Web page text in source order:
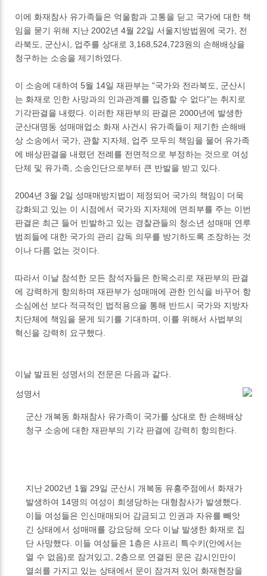
이에 화재참사 유가족들은 억울함과 고통을 딛고 국가에 대한 책
임을 묻기 위해 지난 2002년 4월 22일 서울지방법원에 국가, 전
라북도, 군산시, 업주를 상대로 3,168,524,723원의 손해배상을
청구하는 소송을 제기하였다.
이 소송에 대하여 5월 14일 재판부는 "국가와 전라북도, 군산시
는 화재로 인한 사망과의 인과관계를 입증할 수 없다"는 취지로
기각판결을 내렸다. 이러한 재판부의 판결은 2000년에 발생한
군산대명동 성매매업소 화재 사건시 유가족들이 제기한 손해배
상 소송에서 국가, 관할 지자체, 업주 모두의 책임을 물어 유가족
에 배상판결을 내렸던 전례를 전면적으로 부정하는 것으로 여성
단체 및 유가족, 소송인단으로부터 큰 반발을 받고 있다.
2004년 3월 2일 성매매방지법이 제정되어 국가의 책임이 더욱
강화되고 있는 이 시점에서 국가와 지자체에 면죄부를 주는 이번
판결은 최근 들어 빈발하고 있는 경찰관들의 청소년 성매매 연루
범죄들에 대한 국가의 관리 감독 의무를 방기하도록 조장하는 것
이나 다름 없는 것이다.
따라서 이날 참석한 모든 참석자들은 한목소리로 재판부의 판결
에 강력하게 항의하며 재판부가 성매매에 관한 인식을 바꾸어 항
소심에선 보다 적극적인 법적용으을 통해 반드시 국가와 지방자
치단체에 책임을 묻게 되기를 기대하며, 이를 위해서 사법부의
혁신을 강력히 요구했다.
이날 발표된 성명서의 전문은 다음과 같다.
성명서
군산 개복동 화재참사 유가족이 국가를 상대로 한 손해배상
청구 소송에 대한 재판부의 기각 판결에 강력히 항의한다.
지난 2002년 1월 29일 군산시 개복동 유흥주점에서 화재가
발생하여 14명의 여성이 희생당하는 대형참사가 발생했다.
이들 여성들은 인신매매되어 감금되고 인권과 자유를 빼앗
긴 상태에서 성매매를 강요당해 오다 이날 발생한 화재로 집
단 사망했다. 이들 여성들은 1층은 샤프리 특수키(안에서는
열 수 없음)로 잠겨있고, 2층으로 연결된 문은 감시인만이
열쇠를 가지고 있는 상태에서 문이 잠겨져 있어 화재현장을